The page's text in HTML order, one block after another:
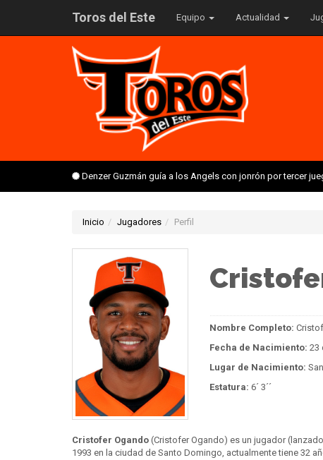
Toros del Este Equipo Actualidad
Denzer Guzmán guía a los Angels con jonrón por tercer
Inicio Jugadores Perfil
Nombre Completo:
Fecha de Nacimiento: 23
Lugar de Nacimiento:
Estatura: 6´ 3´´
Cristofer Ogando (Cristofer Ogando) es un jugador
1993 en la ciudad de Santo Domingo, actualmente tiene 32